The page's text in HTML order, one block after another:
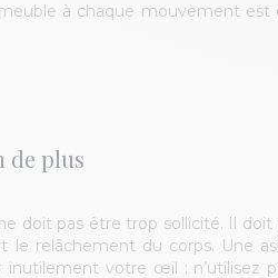
à chaque mouvement
de plus
doit pas être trop sollicité. Il doit
le relâchement du corps. Une
inutilement votre œil : n’utilisez